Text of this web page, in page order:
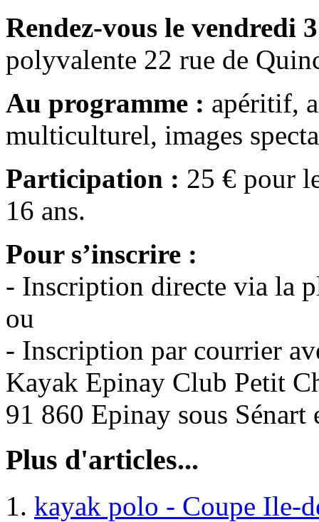
Rendez-vous le vendredi
polyvalente 22 rue de
Au programme : apéritif,
multiculturel, images
Participation : 25 € pour
16 ans.
Pour s’inscrire :
- Inscription directe via la
ou
- Inscription par courrier
Kayak Epinay Club Petit
91 860 Epinay sous
Plus d'articles...
kayak polo - Coupe Ile-